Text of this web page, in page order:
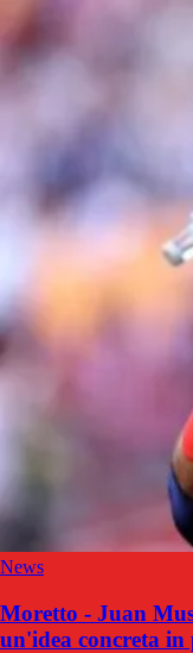
News
Moretto - Juan
un'idea concreta in